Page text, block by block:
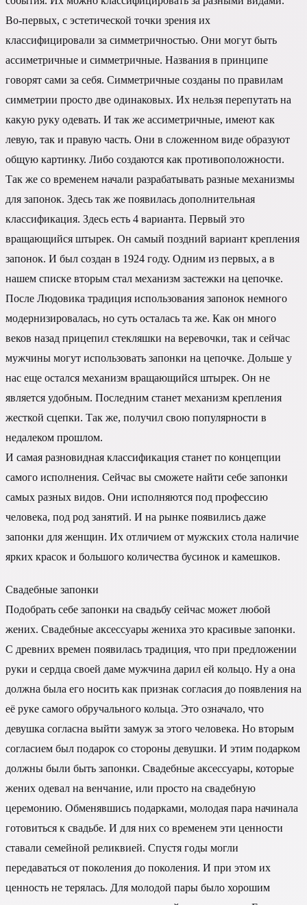
Во-первых, с эстетической точки зрения их
классифицировали за симметричностью. Они могут быть
ассиметричные и симметричные. Названия в принципе
говорят сами за себя. Симметричные созданы по правилам
симметрии просто две одинаковых. Их нельзя перепутать на
какую руку одевать. И так же ассиметричные, имеют как
левую, так и правую часть. Они в сложенном виде образуют
общую картинку. Либо создаются как противоположности.
Так же со временем начали разрабатывать разные механизмы
для запонок. Здесь так же появилась дополнительная
классификация. Здесь есть 4 варианта. Первый это
вращающийся штырек. Он самый поздний вариант крепления
запонок. И был создан в 1924 году. Одним из первых, а в
нашем списке вторым стал механизм застежки на цепочке.
После Людовика традиция использования запонок немного
модернизировалась, но суть осталась та же. Как он много
веков назад прицепил стекляшки на веревочки, так и сейчас
мужчины могут использовать запонки на цепочке. Дольше у
нас еще остался механизм вращающийся штырек. Он не
является удобным. Последним станет механизм крепления
жесткой сцепки. Так же, получил свою популярности в
недалеком прошлом.
И самая разновидная классификация станет по концепции
самого исполнения. Сейчас вы сможете найти себе запонки
самых разных видов. Они исполняются под профессию
человека, под род занятий. И на рынке появились даже
запонки для женщин. Их отличием от мужских стола наличие
ярких красок и большого количества бусинок и камешков.
Свадебные запонки
Подобрать себе запонки на свадьбу сейчас может любой
жених. Свадебные аксессуары жениха это красивые запонки.
С древних времен появилась традиция, что при предложении
руки и сердца своей даме мужчина дарил ей кольцо. Ну а она
должна была его носить как признак согласия до появления на
её руке самого обручального кольца. Это означало, что
девушка согласна выйти замуж за этого человека. Но вторым
согласием был подарок со стороны девушки. И этим подарком
должны были быть запонки. Свадебные аксессуары, которые
жених одевал на венчание, или просто на свадебную
церемонию. Обменявшись подарками, молодая пара начинала
готовиться к свадьбе. И для них со временем эти ценности
ставали семейной реликвией. Спустя годы могли
передаваться от поколения до поколения. И при этом их
ценность не терялась. Для молодой пары было хорошим